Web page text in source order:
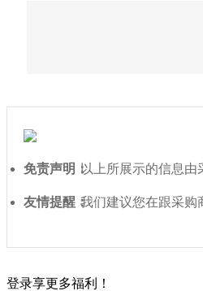
免责声明：以上所展示的信息由
友情提醒：我们建议您在跟采购
登录享更多福利！